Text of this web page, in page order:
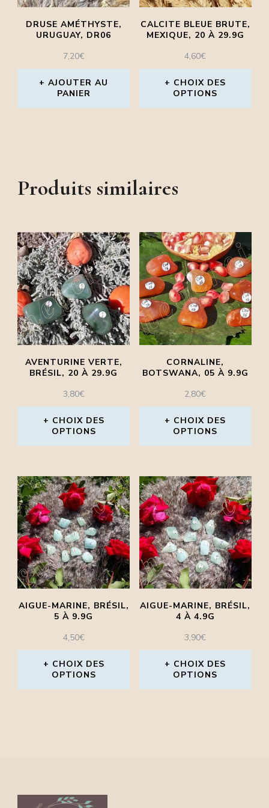
être
choisies
sur
la
page
être
choisies
sur
la
page
DRUSE AMÉTHYSTE,
URUGUAY, DR06
7,20€
AJOUTER AU
PANIER
CALCITE BLEUE BRUTE,
MEXIQUE, 20 À 29.9G
4,60€
CHOIX DES
OPTIONS
options
peuvent
être
choisies
sur
la
page
du
produit
Produits similaires
AVENTURINE VERTE,
BRÉSIL, 20 À 29.9G
3,80€
CHOIX DES
OPTIONS
produit
a
plusieurs
variations.
Les
options
peuvent
être
choisies
sur
la
page
CORNALINE,
BOTSWANA, 05 À 9.9G
2,80€
CHOIX DES
OPTIONS
produit
a
plusieurs
variations.
Les
options
peuvent
être
choisies
sur
la
page
AIGUE-MARINE, BRÉSIL,
5 À 9.9G
4,50€
CHOIX DES
OPTIONS
Les
AIGUE-MARINE, BRÉSIL,
4 À 4.9G
3,90€
CHOIX DES
OPTIONS